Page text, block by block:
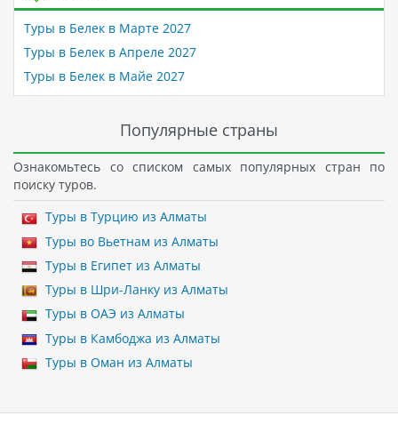
Туры в Белек в Марте 2027
Туры в Белек в Апреле 2027
Туры в Белек в Майе 2027
Популярные страны
Ознакомьтесь со списком самых популярных стран по
поиску туров.
Туры в Турцию из Алматы
Туры во Вьетнам из Алматы
Туры в Египет из Алматы
Туры в Шри-Ланку из Алматы
Туры в ОАЭ из Алматы
Туры в Камбоджа из Алматы
Туры в Оман из Алматы